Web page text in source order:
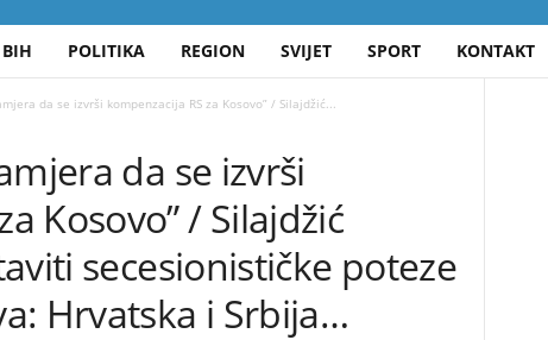
BIH POLITIKA REGION SVIJET SPORT KONTAKT
da se izvrši kompenzacija RS za Kosovo” / Silajdžić...
da se izvrši
Kosovo” / Silajdžić
secesionističke poteze
Hrvatska i Srbija…